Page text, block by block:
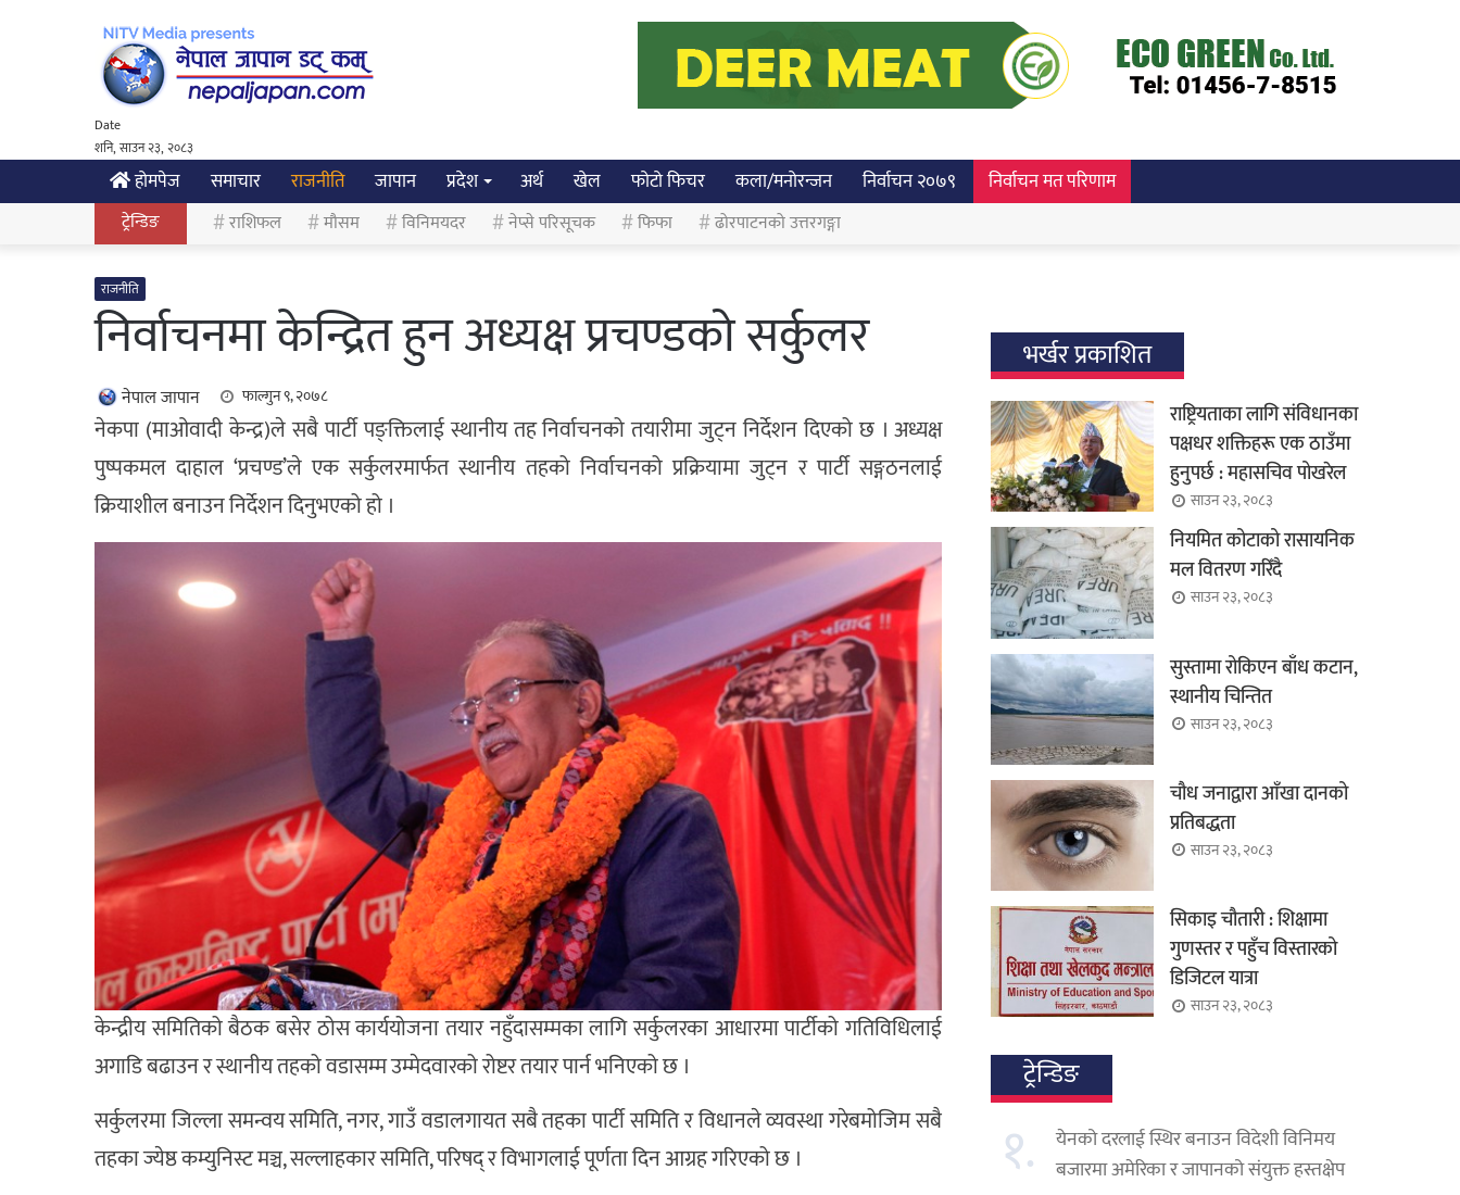
Date
शनि, साउन २३, २०८३
होमपेज समाचार राजनीति जापान प्रदेश अर्थ खेल फोटो फिचर कला/मनोरन्जन निर्वाचन २०७९ निर्वाचन मत परिणाम
ट्रेन्डिङ राशिफल मौसम विनिमयदर नेप्से परिसूचक फिफा ढोरपाटनको उत्तरगङ्गा
राजनीति
निर्वाचनमा केन्द्रित हुन अध्यक्ष प्रचण्डको सर्कुलर
नेपाल जापान फाल्गुन ९, २०७८
नेकपा (माओवादी केन्द्र)ले सबै पार्टी पङ्क्तिलाई स्थानीय तह निर्वाचनको तयारीमा जुट्न निर्देशन दिएको छ । अध्यक्ष
पुष्पकमल दाहाल ‘प्रचण्ड’ले एक सर्कुलरमार्फत स्थानीय तहको निर्वाचनको प्रक्रियामा जुट्न र पार्टी सङ्गठनलाई
क्रियाशील बनाउन निर्देशन दिनुभएको हो ।
केन्द्रीय समितिको बैठक बसेर ठोस कार्ययोजना तयार नहुँदासम्मका लागि सर्कुलरका आधारमा पार्टीको गतिविधिलाई
अगाडि बढाउन र स्थानीय तहको वडासम्म उम्मेदवारको रोष्टर तयार पार्न भनिएको छ ।
सर्कुलरमा जिल्ला समन्वय समिति, नगर, गाउँ वडालगायत सबै तहका पार्टी समिति र विधानले व्यवस्था गरेबमोजिम सबै
तहका ज्येष्ठ कम्युनिस्ट मञ्च, सल्लाहकार समिति, परिषद् र विभागलाई पूर्णता दिन आग्रह गरिएको छ ।
भर्खर प्रकाशित
राष्ट्रियताका लागि संविधानका
पक्षधर शक्तिहरू एक ठाउँमा
हुनुपर्छ : महासचिव पोखरेल
साउन २३, २०८३
नियमित कोटाको रासायनिक
मल वितरण गरिँदै
साउन २३, २०८३
सुस्तामा रोकिएन बाँध कटान,
स्थानीय चिन्तित
साउन २३, २०८३
चौध जनाद्वारा आँखा दानको
प्रतिबद्धता
साउन २३, २०८३
सिकाइ चौतारी : शिक्षामा
गुणस्तर र पहुँच विस्तारको
डिजिटल यात्रा
साउन २३, २०८३
ट्रेन्डिङ
१.
येनको दरलाई स्थिर बनाउन विदेशी विनिमय
बजारमा अमेरिका र जापानको संयुक्त हस्तक्षेप